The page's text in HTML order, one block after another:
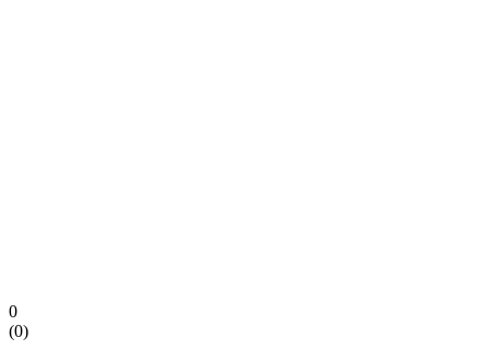
0
(0)